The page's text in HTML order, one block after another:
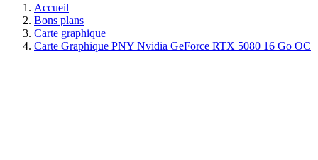
Accueil
Bons plans
Carte graphique
Carte Graphique PNY Nvidia GeForce RTX 5080 16 Go OC